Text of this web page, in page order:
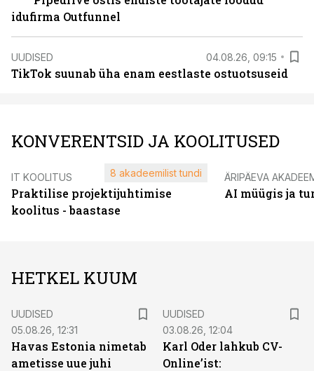
idufirma Outfunnel
UUDISED 04.08.26, 09:15
TikTok suunab üha enam eestlaste ostuotsuseid
KONVERENTSID JA KOOLITUSED
IT KOOLITUS
Praktilise projektijuhtimise
koolitus - baastase
8 akadeemilist tundi ÄRIPÄEVA
AI müügis ja
HETKEL KUUM
UUDISED
05.08.26, 12:31
Havas Estonia nimetab
ametisse uue juhi
UUDISED
03.08.26, 12:04
Karl Oder lahkub CV-
Online’ist: